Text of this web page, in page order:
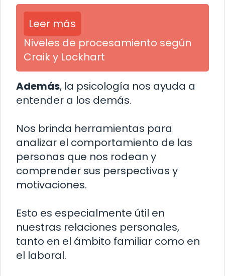
Leer más
Niveles de procesamiento según
Craik y Lockhart
Además, la psicología nos ayuda a
entender a los demás.
Nos brinda herramientas para
analizar el comportamiento de las
personas que nos rodean y
comprender sus perspectivas y
motivaciones.
Esto es especialmente útil en
nuestras relaciones personales,
tanto en el ámbito familiar como en
el laboral.